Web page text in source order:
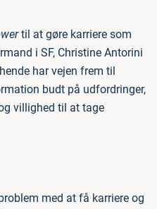
til at gøre karriere som
i SF, Christine Antorini
har vejen frem til
budt på udfordringer,
villighed til at tage
med at få karriere og